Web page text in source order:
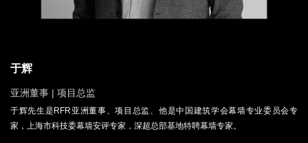
于辉
亚洲董事 | 项目总监
于辉先生是RFR亚洲董事、项目总监、他是中国建筑学会幕墙专业委员会专
家，上海市科技委幕墙安评专家，深超总部基地特聘幕墙专家。